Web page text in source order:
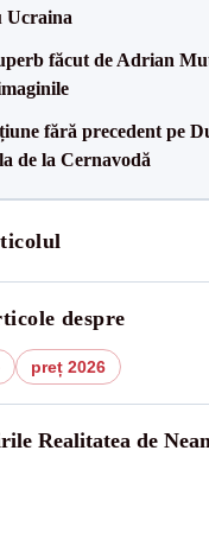
Ucraina
făcut de Adrian
fără precedent pe
de la Cernavodă
despre
preț 2026
Realitatea de